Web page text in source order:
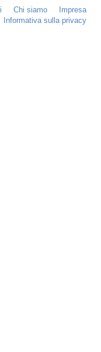
Impresa
Chi siamo
Informativa sulla privacy